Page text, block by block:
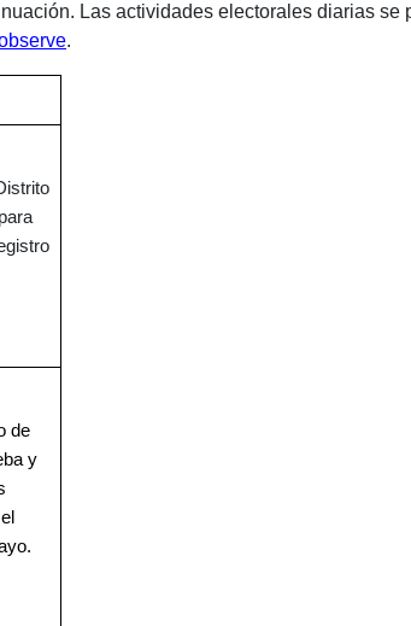
Las actividades electorales diarias se
.
de
y